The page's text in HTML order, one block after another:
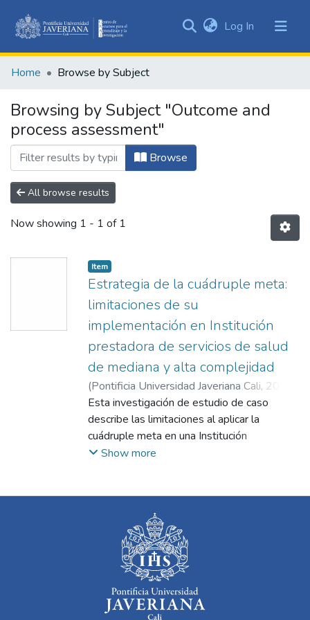
&
All of DSpace
Log In (current)
Home Browse by Subject
Browsing by Subject "Outcome and
process assessment"
Browse
All browse results
Now showing 1 - 1 of 1
Item
Estrategia de la cuádruple meta:
limitaciones de su
implementación en Institución
prestadora de servicios de salud
de mediana y alta complejidad
(Pontificia Universidad Javeriana Cali, 2020
Alarcón Grisales, Diana Rocío ;Londoño
Pineda, Luz Karine;Arboleda Cano, Martha
Viviana
Esta investigación de estudio de caso
describe las limitaciones al aplicar la
cuádruple meta en una Institución
Prestadora de Servicios de salud (IPS). Con
planeación institucional. Entre los principales
resultados de esta investigación se
identificó que la desarticulación entre IPS
de diferentes niveles, inequidad de oferta
de servicios de salud, emisión de políticas
nacionales no alineadas, falta de
Show more